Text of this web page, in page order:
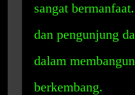
sangat
dan pengunjung
dalam
berkembang.